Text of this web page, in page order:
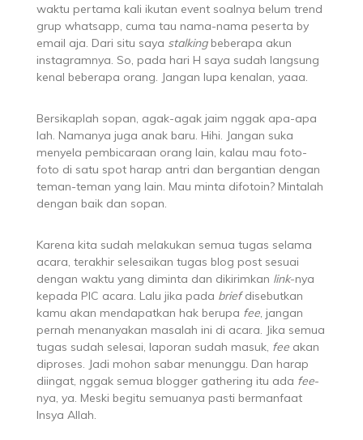
waktu pertama kali ikutan event soalnya belum trend
grup whatsapp, cuma tau nama-nama peserta by
email aja. Dari situ saya stalking beberapa akun
instagramnya. So, pada hari H saya sudah langsung
kenal beberapa orang. Jangan lupa kenalan, yaaa.
Bersikaplah sopan, agak-agak jaim nggak apa-apa
lah. Namanya juga anak baru. Hihi. Jangan suka
menyela pembicaraan orang lain, kalau mau foto-
foto di satu spot harap antri dan bergantian dengan
teman-teman yang lain. Mau minta difotoin? Mintalah
dengan baik dan sopan.
Karena kita sudah melakukan semua tugas selama
acara, terakhir selesaikan tugas blog post sesuai
dengan waktu yang diminta dan dikirimkan link-nya
kepada PIC acara. Lalu jika pada briefdisebutkan
kamu akan mendapatkan hak berupa fee, jangan
pernah menanyakan masalah ini di acara. Jika semua
tugas sudah selesai, laporan sudah masuk, fee akan
diproses. Jadi mohon sabar menunggu. Dan harap
diingat, nggak semua blogger gathering itu ada fee-
nya, ya. Meski begitu semuanya pasti bermanfaat
Insya Allah.